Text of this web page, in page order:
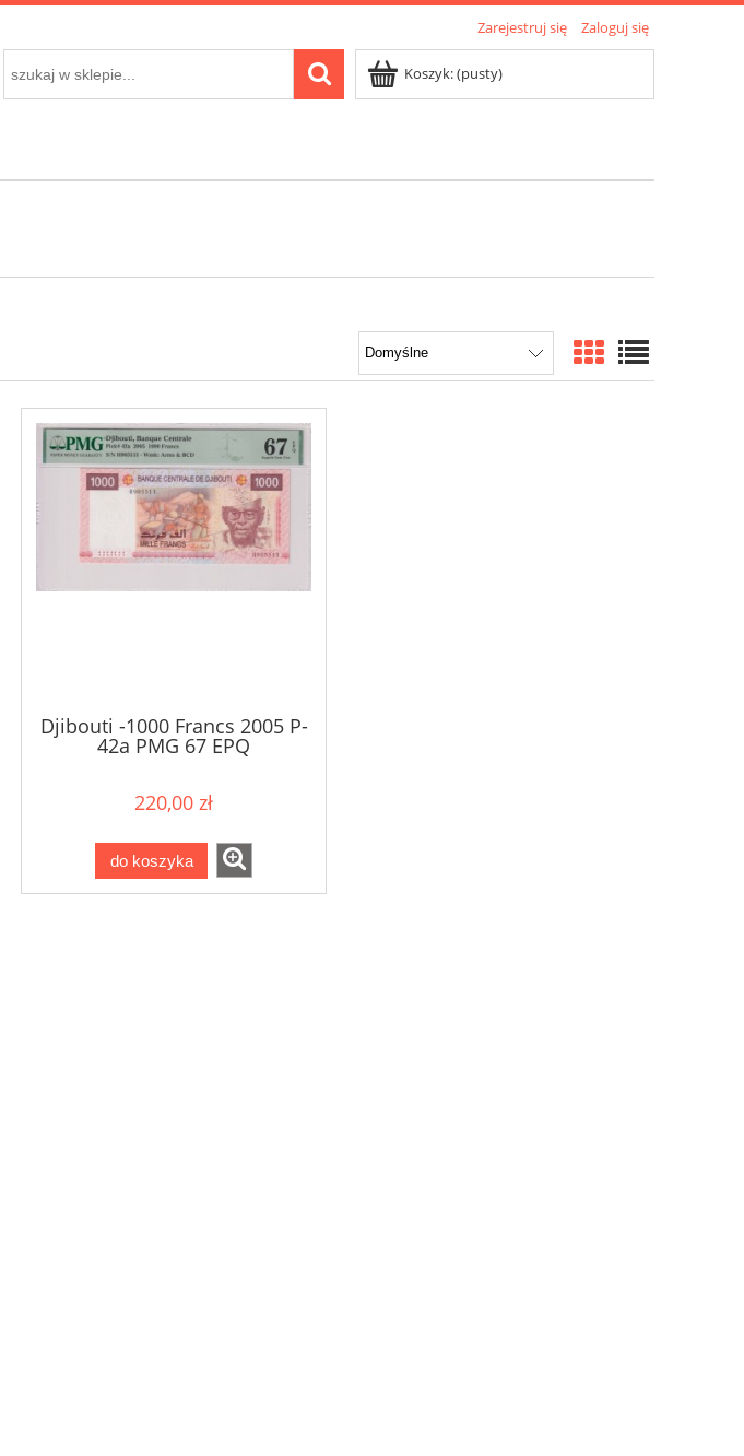
Zarejestruj się Zaloguj się
Koszyk:(pusty)
Djibouti -1000 Francs 2005 P-
42a PMG 67 EPQ
220,00 zł
do koszyka